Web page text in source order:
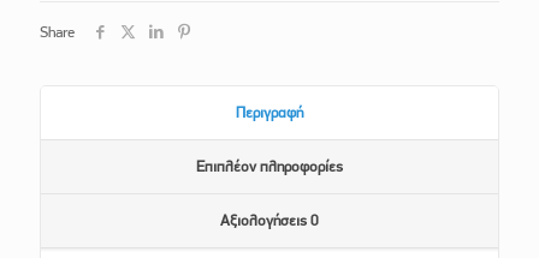
Share
Περιγραφή
Επιπλέον πληροφορίες
Αξιολογήσεις 0